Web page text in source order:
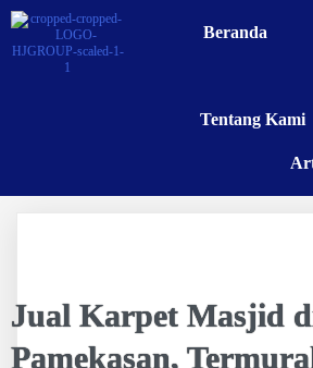
Beranda
Tentang Kami
Jual Karpet Masjid
Pamekasan,